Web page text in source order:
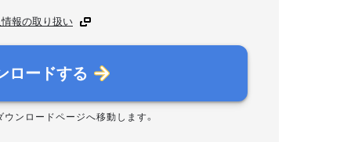
報の取り扱い
ロードする
ウンロードページへ移動します。